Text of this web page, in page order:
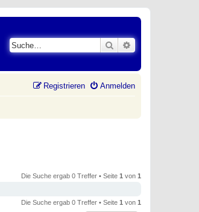
Suche
Anmelden
Registrieren
Die Suche ergab 0 Treffer • Seite 1 von 1
Die Suche ergab 0 Treffer • Seite 1 von 1